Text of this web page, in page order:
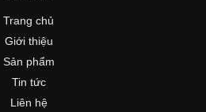
Trang chủ
Giới thiệu
Sản phẩm
Tin tức
Liên hệ